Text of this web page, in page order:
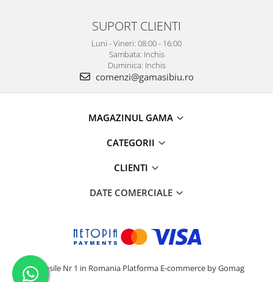
SUPORT CLIENTI
Luni - Vineri: 08:00 - 16:00
Sambata: Inchis
Duminica: Inchis
comenzi@gamasibiu.ro
MAGAZINUL GAMA
CATEGORII
CLIENTI
DATE COMERCIALE
Camasile Nr 1 in Romania Platforma E-commerce by Gomag